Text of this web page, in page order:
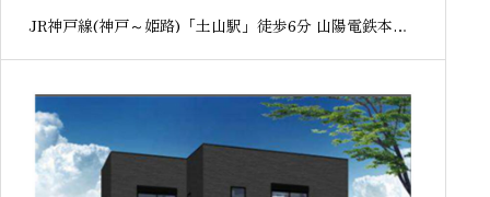
JR神戸線(神戸～姫路)「土山駅」徒歩6分 山陽電鉄本線
「西二見駅」徒歩25分